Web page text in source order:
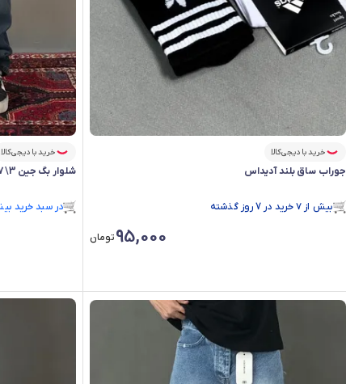
خرید با دیجی‌کالا
جوراب ساق بلند آدیداس
در سبد خرید بیش از ۱۲۰ نفر.
95,000تومان
خرید با دیجی‌کالا
شلوار بگ جین 3\157
رتبه ۸ در پرفروش‌ترین‌های فروشگاه